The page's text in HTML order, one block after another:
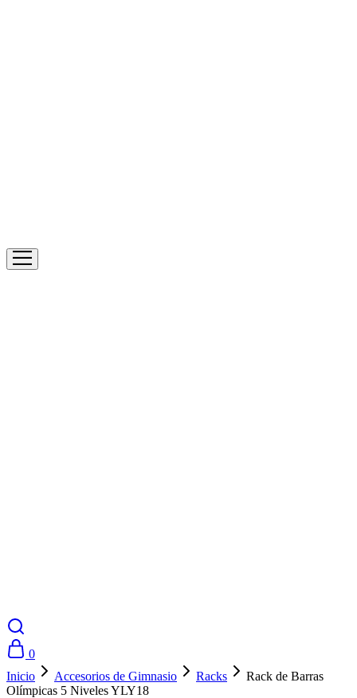
0
Inicio
Accesorios de Gimnasio Racks
Rack de Barras
Olímpicas 5 Niveles YLY18